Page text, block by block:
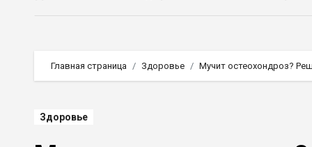
Главная страница Здоровье Мучит остеохондроз?
Здоровье